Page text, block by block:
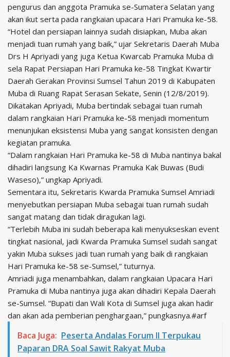
pengurus dan anggota Pramuka se-Sumatera Selatan yang
akan ikut serta pada rangkaian upacara Hari Pramuka ke-58.
“Hotel dan persiapan lainnya sudah disiapkan, Muba akan
menjadi tuan rumah yang baik,” ujar Sekretaris Daerah Muba
Drs H Apriyadi yang juga Ketua Kwarcab Pramuka Muba di
sela Rapat Persiapan Hari Pramuka ke-58 Tingkat Kwartir
Daerah Gerakan Provinsi Sumsel Tahun 2019 di Kabupaten
Muba di Ruang Rapat Serasan Sekate, Senin (12/8/2019).
Dikatakan Apriyadi, Muba bertindak sebagai tuan rumah
dalam rangkaian Hari Pramuka ke-58 menjadi momentum
menunjukan eksistensi Muba yang sangat konsisten dengan
kegiatan pramuka.
“Dalam rangkaian Hari Pramuka ke-58 di Muba nantinya bakal
dihadiri langsung Ka Kwarnas Pramuka Kak Buwas (Budi
Waseso),” ungkap Apriyadi.
Sementara itu, Sekretaris Kwarda Pramuka Sumsel Amriadi
menyebutkan persiapan Muba sebagai tuan rumah sudah
sangat matang dan tidak diragukan lagi.
“Terlebih Muba ini sudah beberapa kali menyukseskan event
tingkat nasional, jadi Kwarda Pramuka Sumsel sudah sangat
yakin Muba sukses jadi tuan rumah yang baik di rangkaian
Hari Pramuka ke-58 se-Sumsel,” tuturnya.
Amriadi juga menambahkan, dalam rangkaian Upacara Hari
Pramuka di Muba nantinya juga akan dihadiri Kepala Daerah
se-Sumsel. “Bupati dan Wali Kota di Sumsel juga akan hadir
dan akan ada pemberian penghargaan,” pungkasnya.#arf
Baca Juga: Peserta Andalas Forum II Terpukau
Paparan DRA Soal Sawit Rakyat Muba